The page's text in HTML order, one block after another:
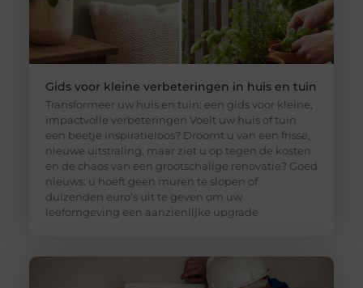
Gids voor kleine verbeteringen in huis en tuin
Transformeer uw huis en tuin: een gids voor kleine,
impactvolle verbeteringen Voelt uw huis of tuin
een beetje inspiratieloos? Droomt u van een frisse,
nieuwe uitstraling, maar ziet u op tegen de kosten
en de chaos van een grootschalige renovatie? Goed
nieuws: u hoeft geen muren te slopen of
duizenden euro’s uit te geven om uw
leefomgeving een aanzienlijke upgrade